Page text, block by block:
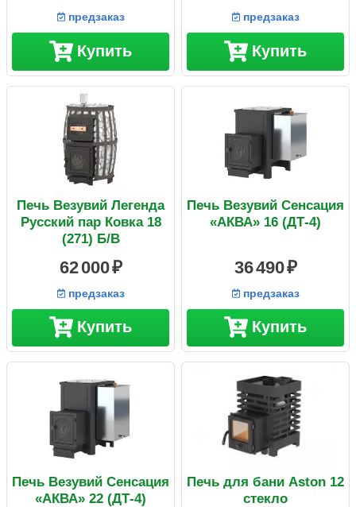
предзаказ
Купить
предзаказ
Купить
Печь Везувий Легенда
Русский пар Ковка 18
(271) Б/В
62 000
предзаказ
Купить
Печь Везувий Сенсация
«АКВА» 16 (ДТ-4)
36 490
предзаказ
Купить
Печь Везувий Сенсация
«АКВА» 22 (ДТ-4)
Печь для бани Aston 12
стекло